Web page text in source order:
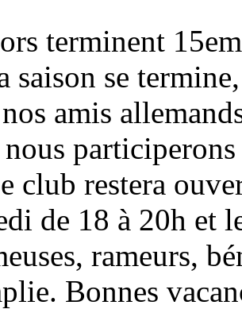
terminent
saison se
amis
club restera
de 18 à 20h et
rameurs,
Bonnes